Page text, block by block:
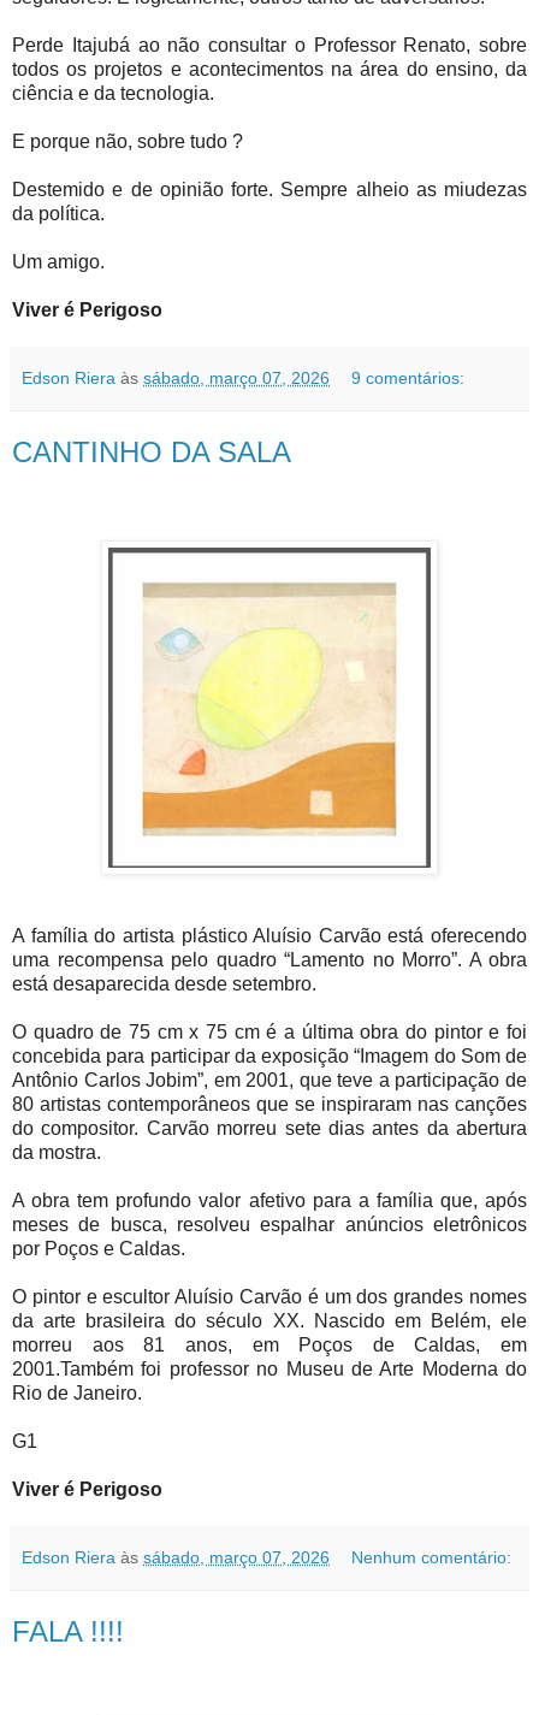
Perde Itajubá ao não consultar o Professor Renato, sobre
todos os projetos e acontecimentos na área do ensino, da
ciência e da tecnologia.
E porque não, sobre tudo ?
Destemido e de opinião forte. Sempre alheio as miudezas
da política.
Um amigo.
Viver é Perigoso
Edson Riera às sábado, março 07, 2026 9 comentários:
CANTINHO DA SALA
A família do artista plástico Aluísio Carvão está oferecendo
uma recompensa pelo quadro “Lamento no Morro”. A obra
está desaparecida desde setembro.
O quadro de 75 cm x 75 cm é a última obra do pintor e foi
concebida para participar da exposição “Imagem do Som de
Antônio Carlos Jobim”, em 2001, que teve a participação de
80 artistas contemporâneos que se inspiraram nas canções
do compositor. Carvão morreu sete dias antes da abertura
da mostra.
A obra tem profundo valor afetivo para a família que, após
meses de busca, resolveu espalhar anúncios eletrônicos
por Poços e Caldas.
O pintor e escultor Aluísio Carvão é um dos grandes nomes
da arte brasileira do século XX. Nascido em Belém, ele
morreu aos 81 anos, em Poços de Caldas, em
2001.Também foi professor no Museu de Arte Moderna do
Rio de Janeiro.
G1
Viver é Perigoso
Edson Riera às sábado, março 07, 2026 Nenhum comentário:
FALA !!!!